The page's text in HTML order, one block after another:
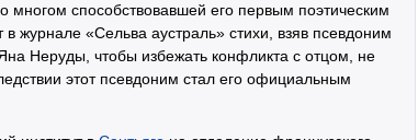
многом способствовавшей его первым поэтическим
журнале «Сельва аустраль» стихи, взяв псевдоним
Неруды, чтобы избежать конфликта с отцом, не
этот псевдоним стал его официальным